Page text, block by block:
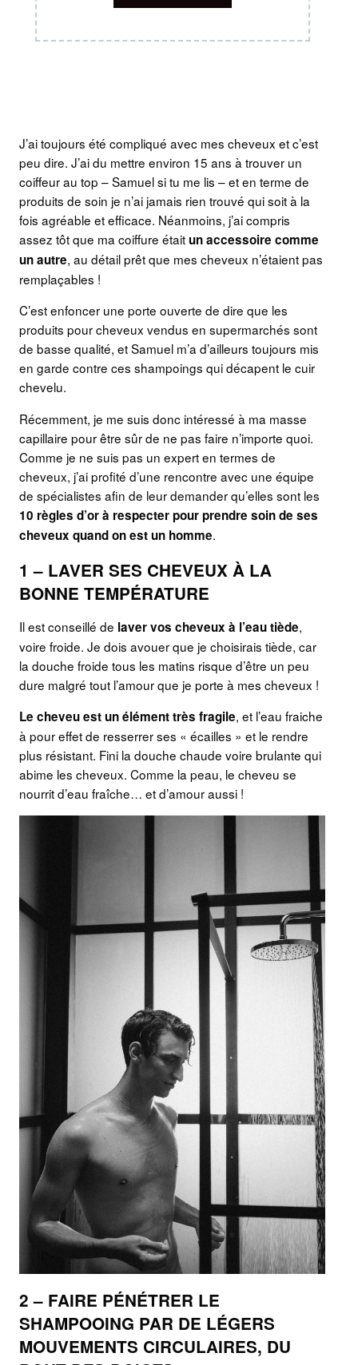
J’ai toujours été compliqué avec mes cheveux et c’est
peu dire. J’ai du mettre environ 15 ans à trouver un
coiffeur au top – Samuel si tu me lis – et en terme de
produits de soin je n’ai jamais rien trouvé qui soit à la
fois agréable et efficace. Néanmoins, j’ai compris
assez tôt que ma coiffure étaitun accessoire comme
un autre, au détail prêt que mes cheveux n’étaient pas
remplaçables !
C’est enfoncer une porte ouverte de dire que les
produits pour cheveux vendus en supermarchés sont
de basse qualité, et Samuel m’a d’ailleurs toujours mis
en garde contre ces shampoings qui décapent le cuir
chevelu.
Récemment, je me suis donc intéressé à ma masse
capillaire pour être sûr de ne pas faire n’importe quoi.
Comme je ne suis pas un expert en termes de
cheveux, j’ai profité d’une rencontre avec une équipe
de spécialistes afin de leur demander qu’elles sont les
10 règles d’or à respecter pour prendre soin de ses
cheveux quand on est un homme.
1 – LAVER SES CHEVEUX À LA
BONNE TEMPÉRATURE
Il est conseillé de laver vos cheveux à l’eau tiède,
voire froide. Je dois avouer que je choisirais tiède, car
la douche froide tous les matins risque d’être un peu
dure malgré tout l’amour que je porte à mes cheveux !
Le cheveu est un élément très fragile, et l’eau fraiche
à pour effet de resserrer ses « écailles » et le rendre
plus résistant. Fini la douche chaude voire brulante qui
abime les cheveux. Comme la peau, le cheveu se
nourrit d’eau fraîche… et d’amour aussi !
2 – FAIRE PÉNÉTRER LE
SHAMPOOING PAR DE LÉGERS
MOUVEMENTS CIRCULAIRES, DU